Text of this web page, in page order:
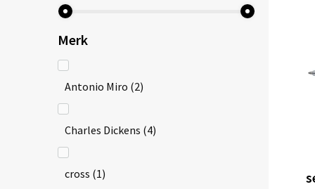
Merk
Antonio Miro (2)
Charles Dickens (4)
cross (1)